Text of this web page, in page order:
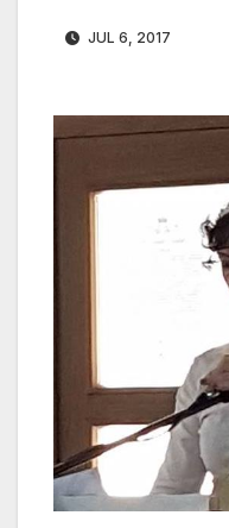
JUL 6, 2017